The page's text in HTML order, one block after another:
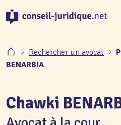
Rechercher un avocat
BENARBIA
Chawki